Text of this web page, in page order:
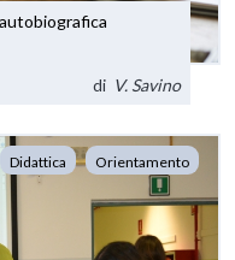
di V. Savino
Didattica Orientamento